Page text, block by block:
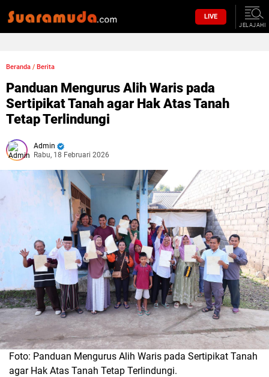
LIVE
JELAJAHI
Beranda / Berita
Panduan Mengurus Alih Waris pada
Sertipikat Tanah agar Hak Atas Tanah
Tetap Terlindungi
Admin
Rabu, 18 Februari 2026
Foto: Panduan Mengurus Alih Waris pada Sertipikat Tanah
agar Hak Atas Tanah Tetap Terlindungi.